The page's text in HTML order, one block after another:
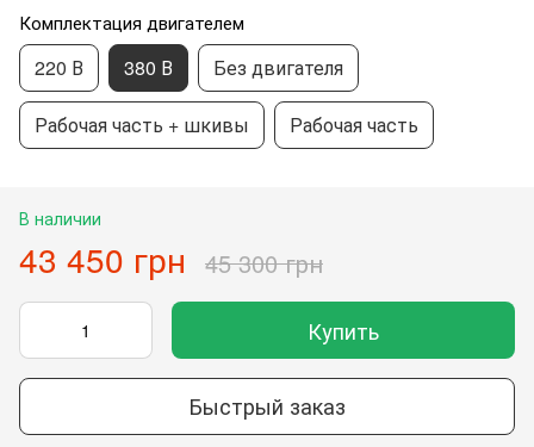
Комплектация двигателем
220 В 380 В Без двигателя
Рабочая часть + шкивы Рабочая часть
В наличии
43 450 грн 45 300 грн
Купить
Быстрый заказ